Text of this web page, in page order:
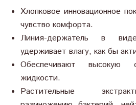
Хлопковое инновационное
чувство комфорта.
Линия-держатель в
удерживает влагу, как бы
Обеспечивают высокую
жидкости.
Растительные